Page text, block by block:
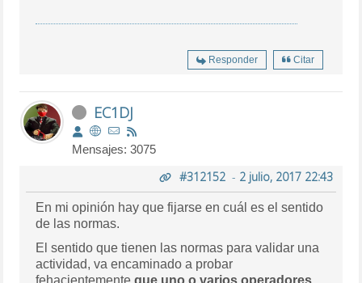
Responder Citar
EC1DJ
Mensajes: 3075
#312152- 2 julio, 2017 22:43
En mi opinión hay que fijarse en cuál es el sentido
de las normas.
El sentido que tienen las normas para validar una
actividad, va encaminado a probar
fehacientementeque uno o varios operadores